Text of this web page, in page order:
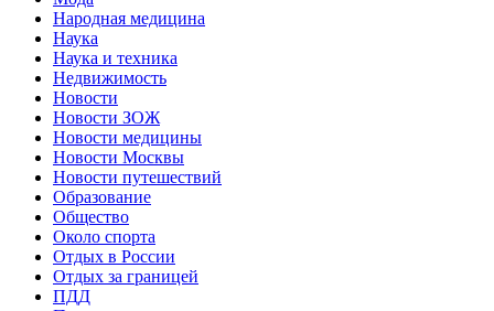
Народная медицина
Наука
Наука и техника
Недвижимость
Новости
Новости ЗОЖ
Новости медицины
Новости Москвы
Новости путешествий
Образование
Общество
Около спорта
Отдых в России
Отдых за границей
ПДД